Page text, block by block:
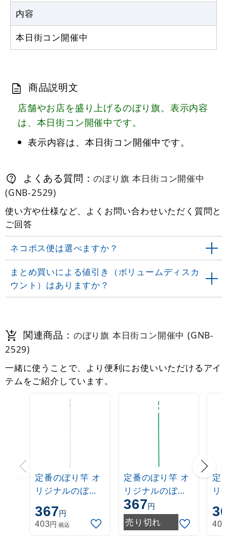
カゴへ
内容
本日街コン開催中
商品説明文
店舗やお店を盛り上げるのぼり旗。表示内容
は、本日街コン開催中です。
表示内容は、本日街コン開催中です。
よくある質問：のぼり旗 本日街コン開催中
(GNB-2529)
使い方や仕様など、よくお問い合わせいただく質問と
ご回答
ネコポス便は選べますか？
まとめ買いによる値引き（ボリュームディスカ
ウント）はありますか？
関連商品： のぼり旗 本日街コン開催中 (GNB-
2529)
一緒に使うことで、より便利にお使いいただけるアイ
テムをご紹介しています。
定番のぼり竿 オ
リジナルのぼり
ポール 1.6～3m
伸縮式 白
(30537***)
367円
403円 税込
定番のぼり竿 オ
リジナルのぼり
ポール 1.6～3m
伸縮式 緑
(30537GRN)
367円
売り切れ
定
リ
ポ
伸
403